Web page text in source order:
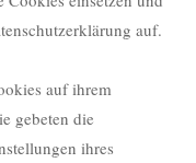
auf.
auf ihrem
gebeten die
ihres